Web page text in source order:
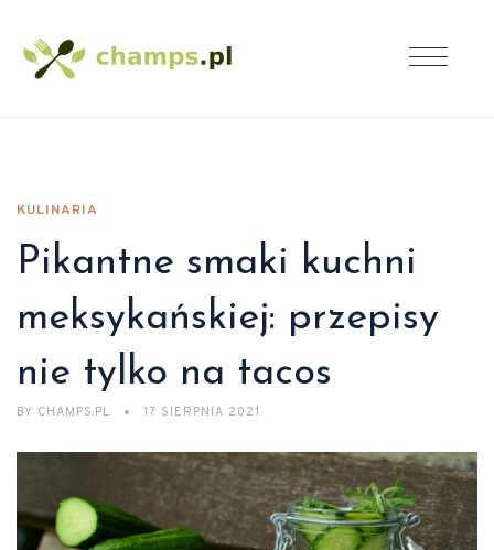
KULINARIA
Pikantne smaki kuchni
meksykańskiej: przepisy
nie tylko na tacos
BY CHAMPS.PL 17 SIERPNIA 2021